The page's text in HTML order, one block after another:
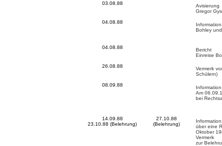
03.08.88
Avisierung
Gregor
04.08.88
Bohley
04.08.88
Bericht
Einreise
26.08.88
Vermerk
Schülern)
08.09.88
Information
Am
bei
14.09.88
23.10.88 (Belehrung)
27.10.88
(Belehrung)
Information
über eine
Oktober
Vermerk
zur